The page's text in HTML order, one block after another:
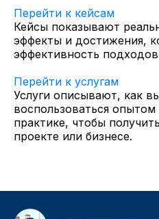
Перейти к кейсам
Кейсы показывают
эффекты и достижения,
эффективность
Перейти к услугам
Услуги описывают, как
воспользоваться
практике, чтобы
проекте или бизнесе.